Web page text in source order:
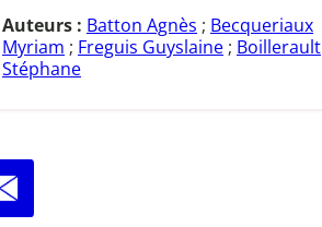
Auteurs : Batton Agnès ; Becqueriaux
Myriam ; Freguis Guyslaine ; Boillerault
Stéphane